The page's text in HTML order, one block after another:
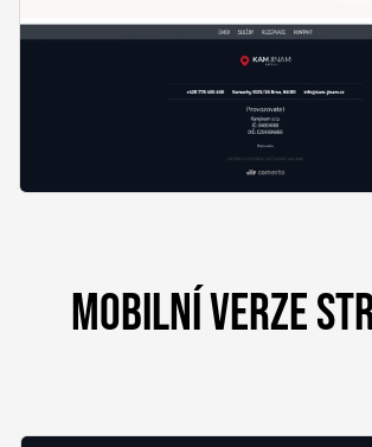
MOBILNÍ VERZE